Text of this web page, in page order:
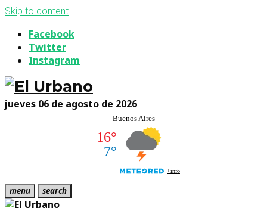
Skip to content
Facebook
Twitter
Instagram
jueves 06 de agosto de 2026
menu search